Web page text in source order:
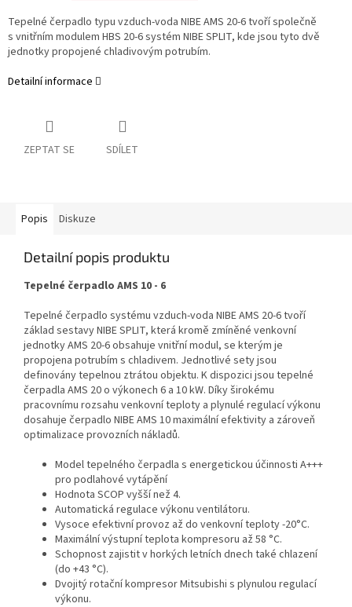
Tepelné čerpadlo typu vzduch-voda NIBE AMS 20-6 tvoří společně
s vnitřním modulem HBS 20-6 systém NIBE SPLIT, kde jsou tyto dvě
jednotky propojené chladivovým potrubím.
Detailní informace
ZEPTAT SE SDÍLET
Popis Diskuze
Detailní popis produktu
Tepelné čerpadlo AMS 10 - 6
Tepelné čerpadlo systému vzduch-voda NIBE AMS 20-6 tvoří
základ sestavy NIBE SPLIT, která kromě zmíněné venkovní
jednotky AMS 20-6 obsahuje vnitřní modul, se kterým je
propojena potrubím s chladivem. Jednotlivé sety jsou
definovány tepelnou ztrátou objektu. K dispozici jsou tepelné
čerpadla AMS 20 o výkonech 6 a 10 kW. Díky širokému
pracovnímu rozsahu venkovní teploty a plynulé regulací výkonu
dosahuje čerpadlo NIBE AMS 10 maximální efektivity a zároveň
optimalizace provozních nákladů.
Model tepelného čerpadla s energetickou účinnosti A+++
pro podlahové vytápění
Hodnota SCOP vyšší než 4.
Automatická regulace výkonu ventilátoru.
Vysoce efektivní provoz až do venkovní teploty -20°C.
Maximální výstupní teplota kompresoru až 58 °C.
Schopnost zajistit v horkých letních dnech také chlazení
(do +43 °C).
Dvojitý rotační kompresor Mitsubishi s plynulou regulací
výkonu.